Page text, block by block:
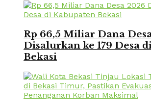
Rp 66,5 Miliar Dana
Disalurkan ke 179 Desa
Bekasi